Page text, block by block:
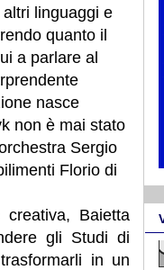
linguaggi e
quanto il
a parlare al
nasce
non è mai stato
Sergio
Florio di
creativa, Baietta
gli Studi di
in un